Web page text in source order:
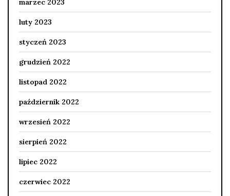
marzec 2023
luty 2023
styczeń 2023
grudzień 2022
listopad 2022
październik 2022
wrzesień 2022
sierpień 2022
lipiec 2022
czerwiec 2022